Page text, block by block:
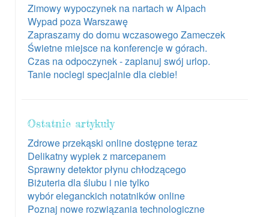
Zimowy wypoczynek na nartach w Alpach
Wypad poza Warszawę
Zapraszamy do domu wczasowego Zameczek
Świetne miejsce na konferencje w górach.
Czas na odpoczynek - zaplanuj swój urlop.
Tanie noclegi specjalnie dla ciebie!
Ostatnie artykuły
Zdrowe przekąski online dostępne teraz
Delikatny wypiek z marcepanem
Sprawny detektor płynu chłodzącego
Biżuteria dla ślubu i nie tylko
wybór eleganckich notatników online
Poznaj nowe rozwiązania technologiczne